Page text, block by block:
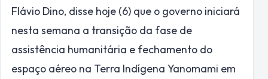
Flávio Dino, disse hoje (6) que o governo iniciará
nesta semana a transição da fase de
assistência humanitária e fechamento do
espaço aéreo na Terra Indígena Yanomami em